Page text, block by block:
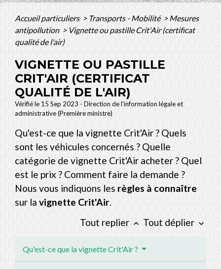
Accueil particuliers>Transports - Mobilité> Mesures
antipollution>Vignette ou pastille Crit'Air (certificat
qualité de l'air)
VIGNETTE OU PASTILLE
CRIT'AIR (CERTIFICAT
QUALITÉ DE L'AIR)
Vérifié le 15 Sep 2023 - Direction de l'information légale et
administrative (Première ministre)
Qu'est-ce que la vignette Crit'Air ? Quels
sont les véhicules concernés ? Quelle
catégorie de vignette Crit'Air acheter ? Quel
est le prix ? Comment faire la demande ?
Nous vous indiquons lesrègles à connaître
sur lavignette Crit'Air.
Tout replierkeyboard_arrow_up Tout déplier keyboard_arrow_down
Qu'est-ce que la vignette Crit'Air ?